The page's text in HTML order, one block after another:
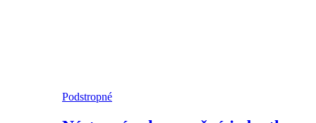
Podstropné